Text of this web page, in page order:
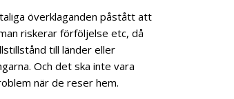
överklaganden påstått att
riskerar förföljelse etc, då
till länder eller
Och det ska inte vara
när de reser hem.